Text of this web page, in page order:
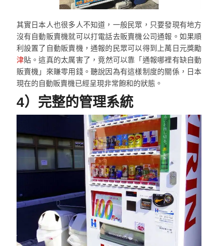
其實日本人也很多人不知道，一般民眾，只要發現有地方
沒有自動販賣機就可以打電話去販賣機公司通報。如果順
利設置了自動販賣機，通報的民眾可以得到上萬日元獎勵
津貼。這真的太厲害了，竟然可以靠「通報哪裡有缺自動
販賣機」來賺零用錢。聽說因為有這樣制度的關係，日本
現在的自動販賣機已經呈現非常飽和的狀態。
4）完整的管理系統